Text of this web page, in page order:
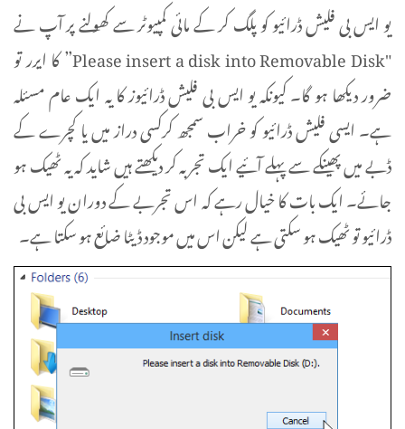
یو ایس بی فلیش ڈرائیو کو پلگ کر کے مائی کمپیوٹر سے کھولنے پر آپ نے
"Please insert a disk into Removable Disk” کا ایرر تو
ضرور دیکھا ہو گا۔ کیونکہ یو ایس بی فلیش ڈرائیوز کا یہ ایک عام مسئلہ
ہے۔ ایسی فلیش ڈرائیو کو خراب سمجھ کرکسی دراز میں یا کچرے کے
ڈبے میں پھینکے سے پہلے آئیے ایک تجربہ کر دیکھتے ہیں شاید کہ یہ ٹھیک ہو
جائے۔ ایک بات کا خیال رہے کہ اس تجربے کے دوران یو ایس بی
ڈرائیو تو ٹھیک ہو سکتی ہے لیکن اس میں موجود ڈیٹا ضائع ہو سکتا ہے۔